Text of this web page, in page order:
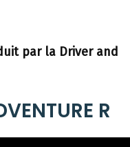
par la Driver and
R